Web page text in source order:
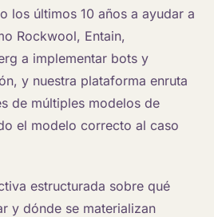
los últimos 10 años a ayudar a
Rockwool, Entain,
a implementar bots y
y nuestra plataforma enruta
de múltiples modelos de
el modelo correcto al caso
estructurada sobre qué
y dónde se materializan